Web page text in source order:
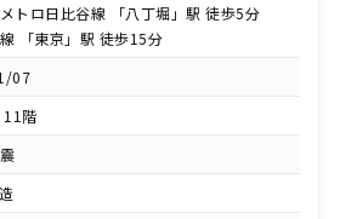
トロ日比谷線 「八丁堀」駅 徒歩5分
「東京」駅 徒歩15分
07
11階